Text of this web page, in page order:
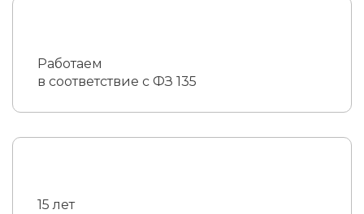
Работаем
в соответствие с ФЗ 135
15 лет